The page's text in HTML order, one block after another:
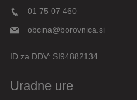
01 75 07 460
obcina@borovnica.si
ID za DDV: SI94882134
Uradne ure